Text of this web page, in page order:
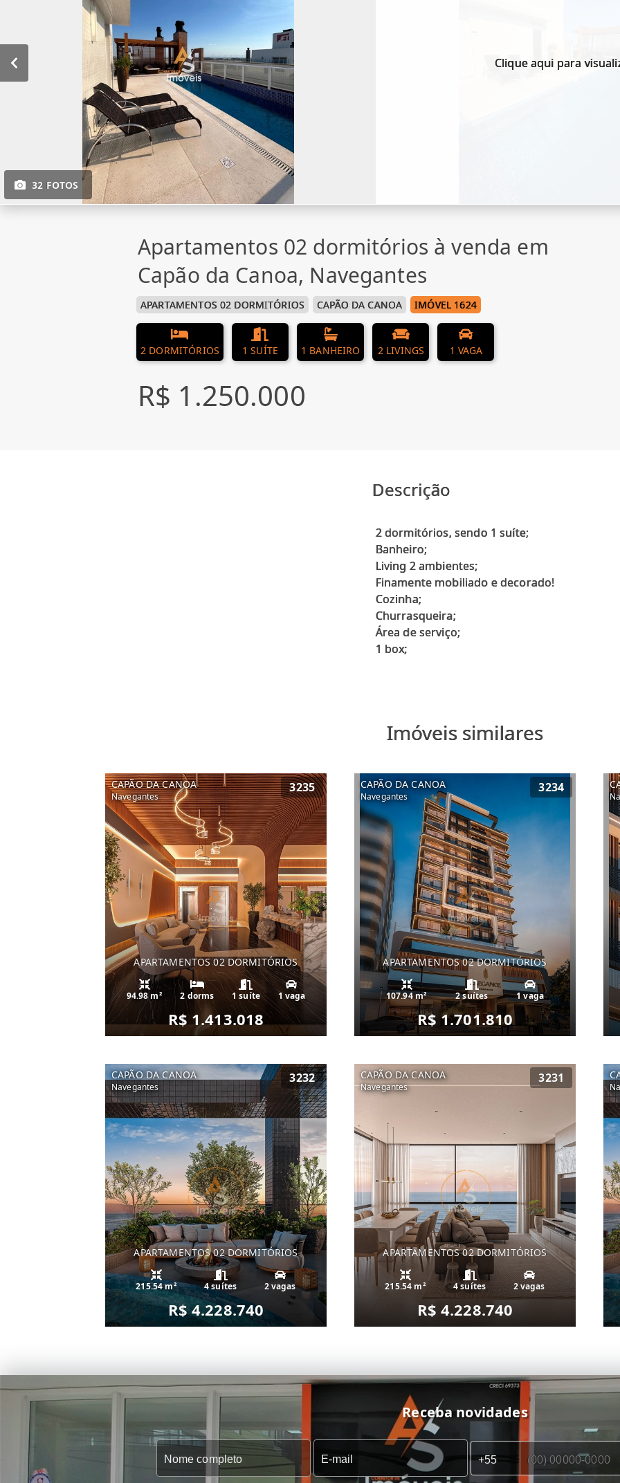
32 FOTOS
Clique aqui para
Apartamentos 02 dormitórios à venda em
Capão da Canoa, Navegantes
APARTAMENTOS 02 DORMITÓRIOS CAPÃO DA CANOA IMÓVEL 1624
2 DORMITÓRIOS 1 SUÍTE 1 BANHEIRO 2 LIVINGS 1 VAGA
R$ 1.250.000
Descrição
2 dormitórios, sendo 1 suíte;
Banheiro;
Living 2 ambientes;
Finamente mobiliado e decorado!
Cozinha;
Churrasqueira;
Área de serviço;
Imóveis similares
CAPÃO DA CANOA
Navegantes
3235
APARTAMENTOS 02 DORMITÓRIOS
94.98 m² 2 dorms 1 suíte 1 vaga
R$ 1.413.018
CAPÃO DA CANOA
Navegantes
3234
APARTAMENTOS 02 DORMITÓRIOS
107.94 m² 2 suítes 1 vaga
R$ 1.701.810
CAPÃO DA CANOA
Navegantes
3232
APARTAMENTOS 02 DORMITÓRIOS
215.54 m² 4 suítes 2 vagas
R$ 4.228.740
CAPÃO DA CANOA
Navegantes
3231
APARTAMENTOS 02 DORMITÓRIOS
215.54 m² 4 suítes 2 vagas
R$ 4.228.740
Receba novidades